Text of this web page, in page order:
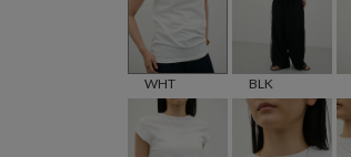
WHT BLK